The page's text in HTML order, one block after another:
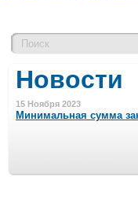
Новости
15 Ноября 2023
Минимальная сумма
Шляпные коробочки